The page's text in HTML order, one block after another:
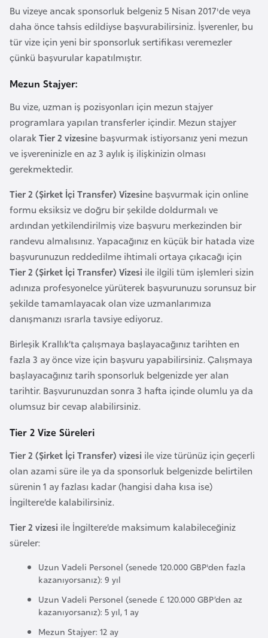
Bu vizeye ancak sponsorluk belgeniz 5 Nisan 2017'de veya
daha önce tahsis edildiyse başvurabilirsiniz. İşverenler, bu
tür vize için yeni bir sponsorluk sertifikası veremezler
çünkü başvurular kapatılmıştır.
Mezun Stajyer:
Bu vize, uzman iş pozisyonları için mezun stajyer
programlara yapılan transferler içindir. Mezun stajyer
olarakTier 2 vizesine başvurmak istiyorsanız yeni mezun
ve işvereninizle en az 3 aylık iş ilişkinizin olması
gerekmektedir.
Tier 2 (Şirket İçi Transfer) Vizesine başvurmak için online
formu eksiksiz ve doğru bir şekilde doldurmalı ve
ardından yetkilendirilmiş vize başvuru merkezinden bir
randevu almalısınız. Yapacağınız en küçük bir hatada vize
başvurunuzun reddedilme ihtimali ortaya çıkacağı için
Tier 2 (Şirket İçi Transfer) Vizesi ile ilgili tüm işlemleri sizin
adınıza profesyonelce yürüterek başvurunuzu sorunsuz bir
şekilde tamamlayacak olan vize uzmanlarımıza
danışmanızı ısrarla tavsiye ediyoruz.
Birleşik Krallık’ta çalışmaya başlayacağınız tarihten en
fazla 3 ay önce vize için başvuru yapabilirsiniz. Çalışmaya
başlayacağınız tarih sponsorluk belgenizde yer alan
tarihtir. Başvurunuzdan sonra 3 hafta içinde olumlu ya da
olumsuz bir cevap alabilirsiniz.
Tier 2 Vize Süreleri
Tier 2 (Şirket İçi Transfer) vizesi ile vize türünüz için geçerli
olan azami süre ile ya da sponsorluk belgenizde belirtilen
sürenin 1 ay fazlası kadar (hangisi daha kısa ise)
İngiltere’de kalabilirsiniz.
Tier 2 vizesi ile İngiltere’de maksimum kalabileceğiniz
süreler:
Uzun Vadeli Personel (senede 120.000 GBP'den fazla
kazanıyorsanız): 9 yıl
Uzun Vadeli Personel (senede £ 120.000 GBP’den az
kazanıyorsanız): 5 yıl, 1 ay
Mezun Stajyer: 12 ay
e
ş
e
u
B
e
l
ç
i
k
a
B
e
n
i
n
o
s
n
a
H
r
s